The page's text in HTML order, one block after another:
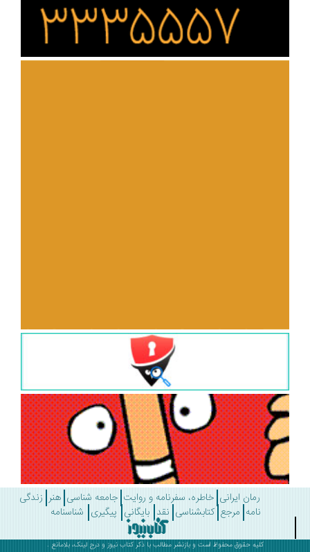
رمان ایرانی خاطره، سفرنامه و روایت جامعه شناسی هنر زندگی
نامه مرجع کتابشناسی نقد بایگانی پیگیری شناسنامه
کلیه حقوق محفوظ است و بازنشر مطالب با ذکرکتاب نیوز و درج لینک، بلامانع .